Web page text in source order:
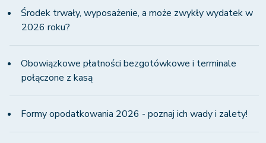
Środek trwały, wyposażenie, a może zwykły wydatek w
2026 roku?
Obowiązkowe płatności bezgotówkowe i terminale
połączone z kasą
Formy opodatkowania 2026 - poznaj ich wady i zalety!